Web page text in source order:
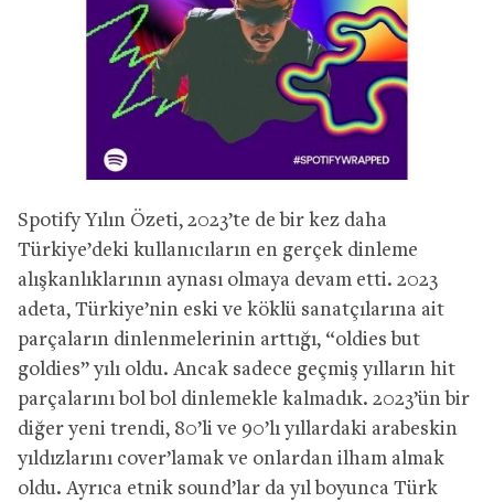
Spotify Yılın Özeti, 2023’te de bir kez daha
Türkiye’deki kullanıcıların en gerçek dinleme
alışkanlıklarının aynası olmaya devam etti. 2023
adeta, Türkiye’nin eski ve köklü sanatçılarına ait
parçaların dinlenmelerinin arttığı, “oldies but
goldies” yılı oldu. Ancak sadece geçmiş yılların hit
parçalarını bol bol dinlemekle kalmadık. 2023’ün bir
diğer yeni trendi, 80’li ve 90’lı yıllardaki arabeskin
yıldızlarını cover’lamak ve onlardan ilham almak
oldu. Ayrıca etnik sound’lar da yıl boyunca Türk